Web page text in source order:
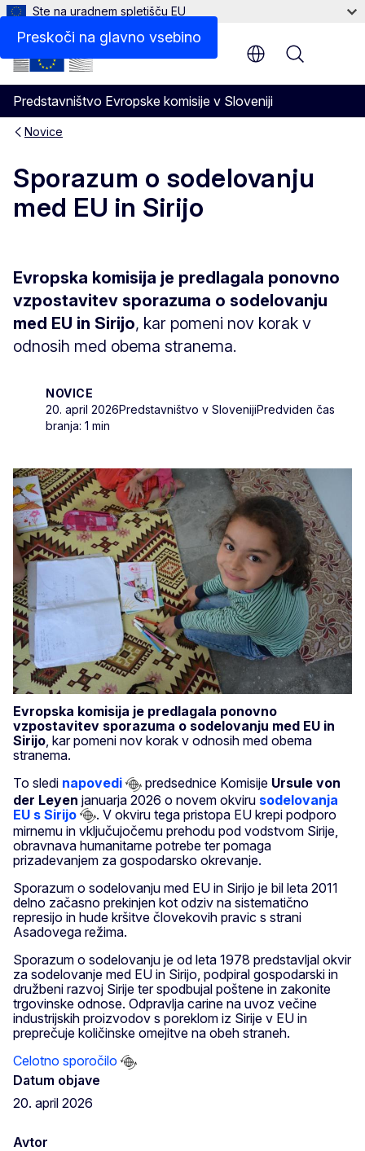
Preskoči na glavno vsebino
Ste na uradnem spletišču EU
Predstavništvo Evropske komisije v Sloveniji
Menu
Novice
Sporazum o sodelovanju
med EU in Sirijo
Evropska komisija je predlagala ponovno
vzpostavitev sporazuma o sodelovanju
med EU in Sirijo, kar pomeni nov korak v
odnosih med obema stranema.
NOVICE
20. april 2026Predstavništvo v SlovenijiPredviden čas
branja: 1 min
Evropska komisija je predlagala ponovno
vzpostavitev sporazuma o sodelovanju med EU in
Sirijo, kar pomeni nov korak v odnosih med obema
stranema.
To sledi napovedi predsednice Komisije Ursule von
der Leyen januarja 2026 o novem okviru sodelovanja
EU s Sirijo
. V okviru tega pristopa EU krepi podporo
mirnemu in vključujočemu prehodu pod vodstvom Sirije,
obravnava humanitarne potrebe ter pomaga
prizadevanjem za gospodarsko okrevanje.
Sporazum o sodelovanju med EU in Sirijo je bil leta 2011
delno začasno prekinjen kot odziv na sistematično
represijo in hude kršitve človekovih pravic s strani
Asadovega režima.
Sporazum o sodelovanju je od leta 1978 predstavljal okvir
za sodelovanje med EU in Sirijo, podpiral gospodarski in
družbeni razvoj Sirije ter spodbujal poštene in zakonite
trgovinske odnose. Odpravlja carine na uvoz večine
industrijskih proizvodov s poreklom iz Sirije v EU in
preprečuje količinske omejitve na obeh straneh.
Celotno sporočilo
Datum objave
20. april 2026
Avtor